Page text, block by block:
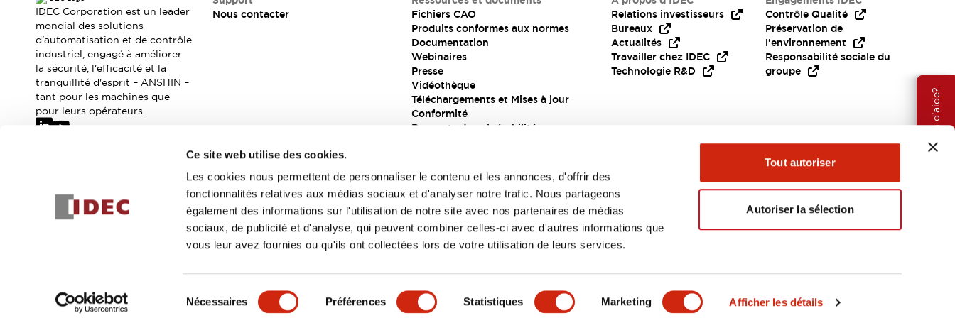
Ce site web utilise des cookies.
Les cookies nous permettent de personnaliser le contenu et les annonces, d'offrir des
fonctionnalités relatives aux médias sociaux et d'analyser notre trafic. Nous partageons
également des informations sur l'utilisation de notre site avec nos partenaires de médias
sociaux, de publicité et d'analyse, qui peuvent combiner celles-ci avec d'autres informations que
vous leur avez fournies ou qu'ils ont collectées lors de votre utilisation de leurs services.
du
Nécessaires Préférences Statistiques Marketing Afficher les détails
Tout autoriser
Autoriser la sélection
Où acheter
Distributeurs en ligne
Besoin d'aide?
DÉTAILS DU PRODUIT CARACTÉRISTIQUES CLÉS SPÉCIFICATIONS DOCUMENTS ET FICHIERS
IDEC Corporation est un leader
mondial des solutions
d'automatisation et de contrôle
industriel, engagé à améliorer
la sécurité, l'efficacité et la
tranquillité d'esprit – ANSHIN –
tant pour les machines que
pour leurs opérateurs.
Nous contacter
Fichiers CAO
Produits conformes aux normes
Documentation
Webinaires
Presse
Vidéothèque
Téléchargements et Mises à jour
Conformité
Rapports de vulnérabilité
Relations investisseurs
Bureaux
Actualités
Travailler chez IDEC
Technologie R&D
Contrôle Qualité
Préservation de
l'environnement
Responsabilité sociale du
groupe
Inscrivez-vous
Politique de confidentialitéConditions générales EMEA